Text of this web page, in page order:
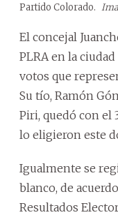
Partido Colorado.
El concejal
PLRA en la
votos que
Su tío, Ramón
Piri, quedó con el
lo eligieron este
Igualmente se
blanco, de
Resultados